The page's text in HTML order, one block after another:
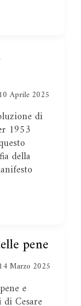
10 Aprile 2025
di
1953
della
pene
14 Marzo 2025
e
Cesare